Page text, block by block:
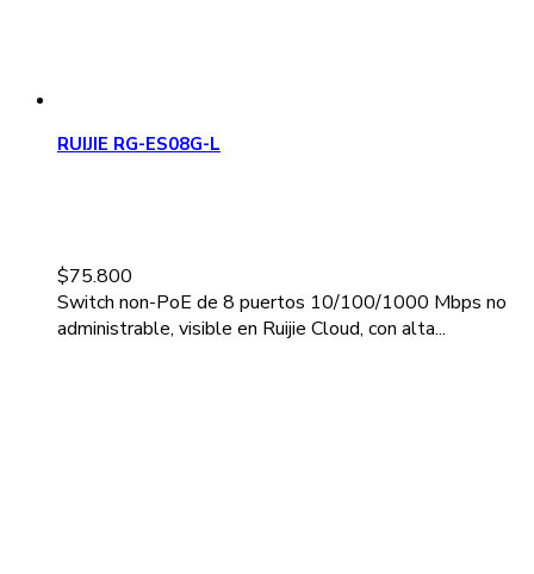
RUIJIE RG-ES08G-L
$75.800
Switch non-PoE de 8 puertos 10/100/1000 Mbps no
administrable, visible en Ruijie Cloud, con alta...